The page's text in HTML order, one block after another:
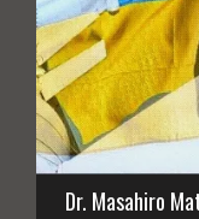
Dr. Masahiro